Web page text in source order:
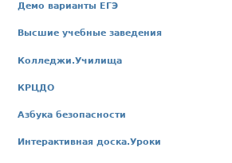
Демо варианты ЕГЭ
Высшие учебные заведения
Колледжи.Училища
КРЦДО
Азбука безопасности
Интерактивная доска.Уроки